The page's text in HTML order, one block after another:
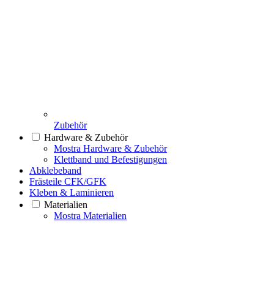
Zubehör
Hardware & Zubehör
Mostra Hardware & Zubehör
Klettband und Befestigungen
Abklebeband
Frästeile CFK/GFK
Kleben & Laminieren
Materialien
Mostra Materialien